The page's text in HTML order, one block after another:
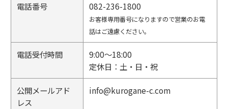
電話番号 082-236-1800
お客様専用番号になりますので営業のお電
話はご遠慮ください。
電話受付時間
9:00～18:00
定休日：土・日・祝
公開メールアド
レス
info@kurogane-c.com